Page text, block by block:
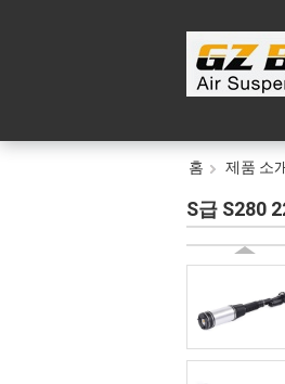
홈 제품 소
S급 S280